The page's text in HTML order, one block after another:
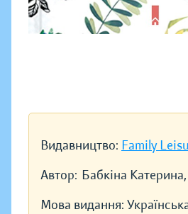
Видавництво: Family
Автор: Бабкіна Катерина,
Мова видання: